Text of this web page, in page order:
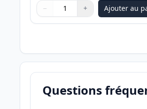
Quantité
Utilisez les boutons pour ajuster
− +
Quantité Ajouter au
Questions